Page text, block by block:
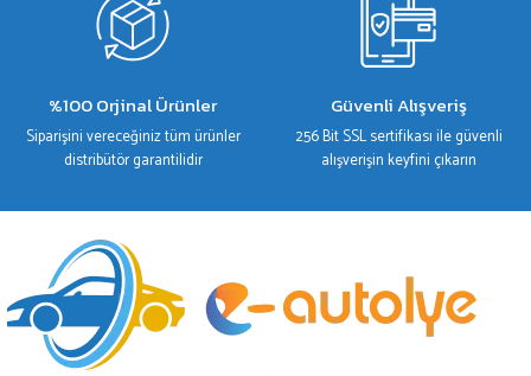
%100 Orjinal Ürünler
Siparişini vereceğiniz tüm ürünler
distribütör garantilidir
Güvenli Alışveriş
256 Bit SSL sertifikası ile güvenli
alışverişin keyfini çıkarın